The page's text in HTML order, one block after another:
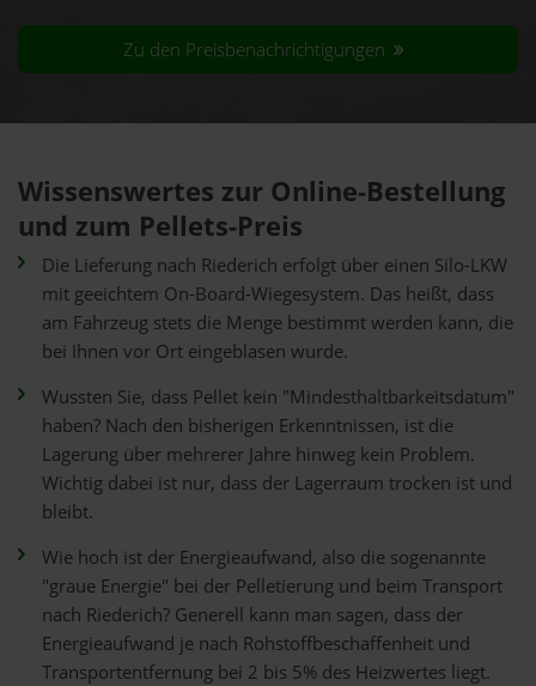
Zu den Preisbenachrichtigungen
Wissenswertes zur Online-Bestellung
und zum Pellets-Preis
Die Lieferung nach Riederich erfolgt über einen Silo-LKW
mit geeichtem On-Board-Wiegesystem. Das heißt, dass
am Fahrzeug stets die Menge bestimmt werden kann, die
bei Ihnen vor Ort eingeblasen wurde.
Wussten Sie, dass Pellet kein "Mindesthaltbarkeitsdatum"
haben? Nach den bisherigen Erkenntnissen, ist die
Lagerung über mehrerer Jahre hinweg kein Problem.
Wichtig dabei ist nur, dass der Lagerraum trocken ist und
bleibt.
Wie hoch ist der Energieaufwand, also die sogenannte
"graue Energie" bei der Pelletierung und beim Transport
nach Riederich? Generell kann man sagen, dass der
Energieaufwand je nach Rohstoffbeschaffenheit und
Transportentfernung bei 2 bis 5% des Heizwertes liegt.